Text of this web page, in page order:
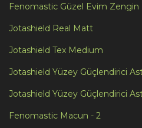
Fenomastic Güzel Evim Zengin
Jotashield Real Matt
Jotashield Tex Medium
Jotashield Yüzey Güçlendirici
Jotashield Yüzey Güçlendirici
Fenomastic Macun - 2